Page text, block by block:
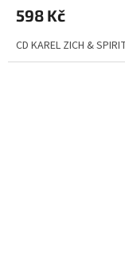
598 Kč
CD KAREL ZICH &